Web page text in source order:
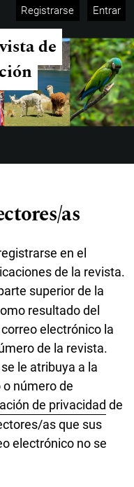
Registrarse Entrar
de
as
en el
de la revista.
superior de la
resultado del
electrónico la
de la revista.
le atribuya a la
número de
de privacidad de
as que sus
electrónico no se